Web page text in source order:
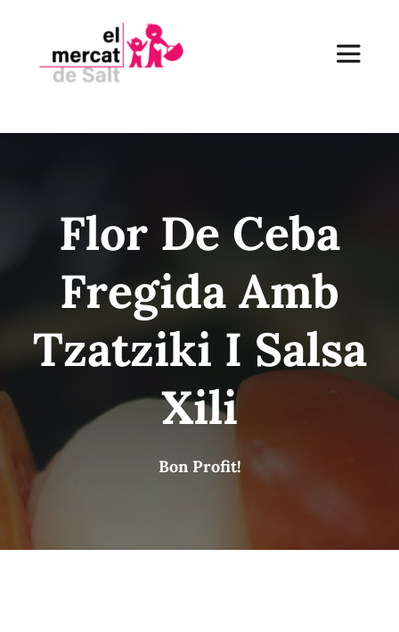
content
Toggle
Inici
Establiments
Receptes
Notícies
Contacte
Flor De Ceba
Fregida Amb
Tzatziki I Salsa
Xili
Bon Profit!